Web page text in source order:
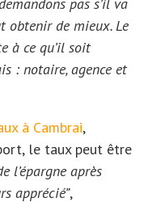
pas s’il va
obtenir de mieux. Le
à ce qu’il soit
: notaire, agence et
à Cambrai,
le taux peut être
l’épargne après
apprécié”,